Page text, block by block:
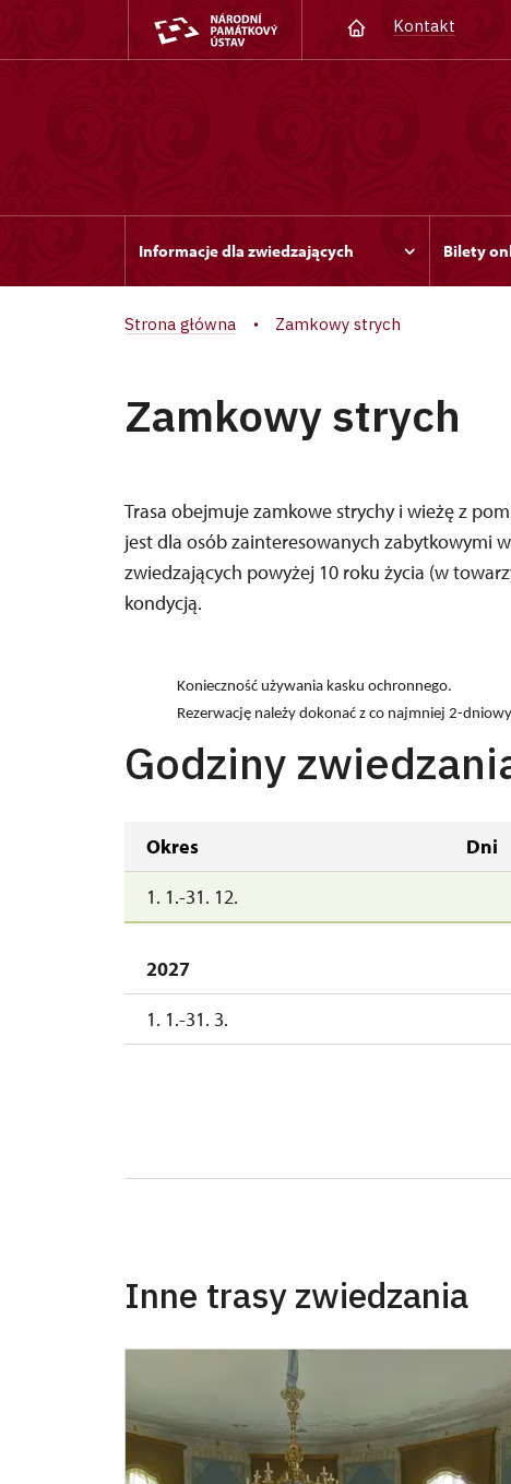
Kontakt
Informacje dla zwiedzających Bilety
Strona główna Zamkowy strych
Zamkowy strych
Trasa obejmuje zamkowe strychy i wieżę z
jest dla osób zainteresowanych zabytkowymi
zwiedzających powyżej 10 roku życia (w
kondycją.
Konieczność używania kasku ochronnego.
Rezerwację należy dokonać z co najmniej 2-
Godziny
Okres Dni
1. 1.-31. 12.
2027
1. 1.-31. 3.
Inne trasy zwiedzania